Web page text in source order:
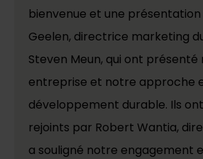
bienvenue et une
Geelen, directrice marketing
Steven Meun, qui ont présenté
entreprise et notre approche
développement durable. Ils
rejoints par Robert Wantia,
a souligné notre engagement